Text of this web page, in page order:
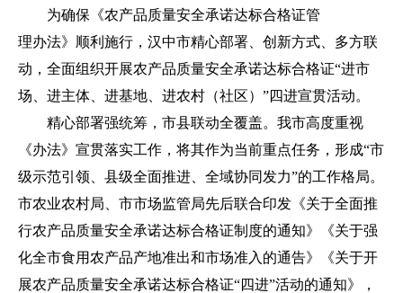
为确保《农产品质量安全承诺达标合格证管
理办法》顺利施行，汉中市精心部署、创新方式、多方联
动，全面组织开展农产品质量安全承诺达标合格证“进市
场、进主体、进基地、进农村（社区）”四进宣贯活动。
精心部署强统筹，市县联动全覆盖。我市高度重视
《办法》宣贯落实工作，将其作为当前重点任务，形成“市
级示范引领、县级全面推进、全域协同发力”的工作格局。
市农业农村局、市市场监管局先后联合印发《关于全面推
行农产品质量安全承诺达标合格证制度的通知》《关于强
化全市食用农产品产地准出和市场准入的通告》《关于开
展农产品质量安全承诺达标合格证“四进”活动的通知》，